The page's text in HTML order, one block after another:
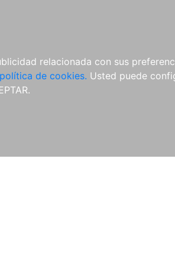
relacionada con sus
de cookies. Usted puede